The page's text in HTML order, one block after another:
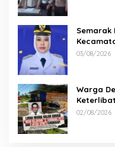
Semarak
Lomba
03/08/2026
Warga Desak APH Usut
02/08/2026